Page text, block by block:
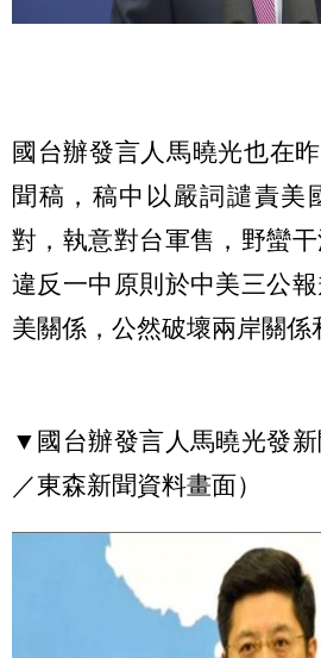
國台辦發言人馬曉光也在
聞稿，稿中以嚴詞譴責美
對，執意對台軍售，野蠻
違反一中原則於中美三公
美關係，公然破壞兩岸關係
▼國台辦發言人馬曉光發
／東森新聞資料畫面）